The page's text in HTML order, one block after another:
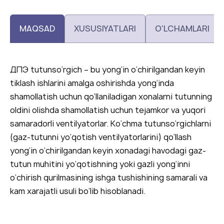
MAQSAD XUSUSIYATLARI O'LCHAMLARI
ДПЭ tutunso‘rgich – bu yong‘in o‘chirilgandan keyin
tiklash ishlarini amalga oshirishda yong‘inda
shamollatish uchun qo‘llaniladigan xonalarni tutunning
oldini olishda shamollatish uchun tejamkor va yuqori
samaradorli ventilyatorlar. Ko‘chma tutunso‘rgichlarni
(gaz-tutunni yo‘qotish ventilyatorlarini) qo‘llash
yong‘in o‘chirilgandan keyin xonadagi havodagi gaz-
tutun muhitini yo‘qotishning yoki gazli yong‘inni
o‘chirish qurilmasining ishga tushishining samarali va
kam xarajatli usuli bo‘lib hisoblanadi.